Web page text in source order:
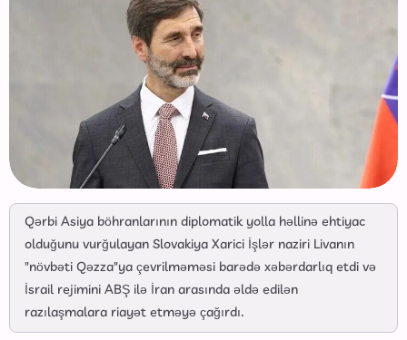
Qərbi Asiya böhranlarının diplomatik yolla həllinə ehtiyac
olduğunu vurğulayan Slovakiya Xarici İşlər naziri Livanın
"növbəti Qəzza"ya çevrilməməsi barədə xəbərdarlıq etdi və
İsrail rejimini ABŞ ilə İran arasında əldə edilən
razılaşmalara riayət etməyə çağırdı.